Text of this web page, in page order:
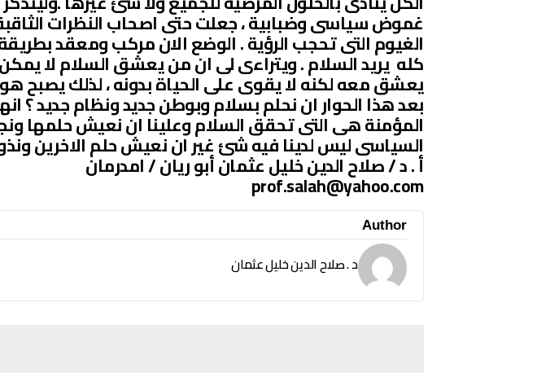
غموض سياسى وضبابية ، جعلت حتى اصحاب النظرات
الغيوم التى تحجب الرؤية . الوضع الان مركب ومعقد
كله يريد السلام . ويتراءى لى ان من يعشق السلام لا
يعشق معه لكنه لا يقوى على الحياة بدونه ، لذلك يصبح
بعد هذا الحوار ان نحلم بسلام وبوطن جديد ونظام جديد ؟
المؤمنة هى التى تحقق السلام وعلينا ان نعيش حلمها
السياسى ليس لدينا فيه شئ غير ان نعيش حلم الاخرين
أ . د / صلاح الدين خليل عثمان أبو ريان / امدرمان
prof.salah@yahoo.com
Author
د . صلاح الدين خليل عثمان